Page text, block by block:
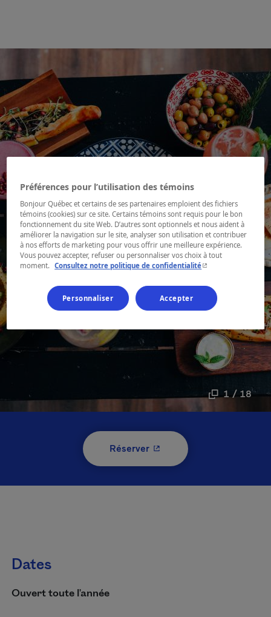
1 / 18
Réserver- Cet hyperlien s'ouvrira
Dates
Ouvert toute l'année
Préférences pour l’utilisation des témoins
Bonjour Québec et certains de ses partenaires emploient des fichiers
témoins (cookies) sur ce site. Certains témoins sont requis pour le bon
fonctionnement du site Web. D’autres sont optionnels et nous aident à
améliorer la navigation sur le site, analyser son utilisation et contribuer
à nos efforts de marketing pour vous offrir une meilleure expérience.
Vous pouvez accepter, refuser ou personnaliser vos choix à tout
moment. Consultez notre politique de confidentialité- Cet hyperlien
Personnaliser Accepter